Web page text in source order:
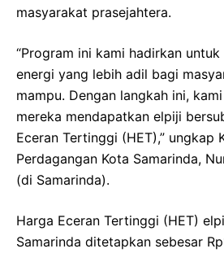
masyarakat prasejahtera.
“Program ini kami hadirkan
energi yang lebih adil bagi
mampu. Dengan langkah ini,
mereka mendapatkan elpiji
Eceran Tertinggi (HET),” ungkap
Perdagangan Kota Samarinda,
(di Samarinda).
Harga Eceran Tertinggi (HET)
Samarinda ditetapkan sebesar